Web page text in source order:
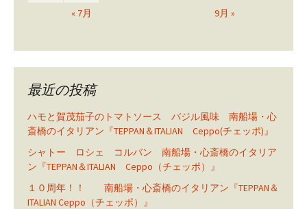
« 7月 9月 »
最近の投稿
ハモと賀茂茄子のトマトソース バジル風味 南船場・心
斎橋のイタリアン『TEPPAN＆ITALIAN Ceppo(チェッポ)』
シャトー ロシェ コルバン 南船場・心斎橋のイタリア
ン『TEPPAN＆ITALIAN Ceppo（チェッポ）』
１０周年！！ 南船場・心斎橋のイタリアン『TEPPAN＆
ITALIAN Ceppo（チェッポ）』